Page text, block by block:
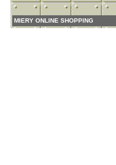
MIERY ONLINE SHOPPING